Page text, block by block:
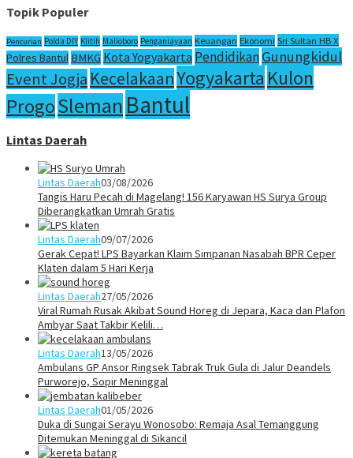
Topik Populer
Pencurian Polda DIY Klitih Malioboro Penganiayaan Keuangan Ekonomi Sri Sultan HB X
Polres Bantul BMKG Kota Yogyakarta PendidikanGunungkidul
Event Jogja KecelakaanYogyakarta Kulon
ProgoSleman Bantul
Lintas Daerah
Lintas Daerah03/08/2026
Tangis Haru Pecah di Magelang! 156 Karyawan HS Surya Group
Diberangkatkan Umrah Gratis
Lintas Daerah09/07/2026
Gerak Cepat! LPS Bayarkan Klaim Simpanan Nasabah BPR Ceper
Klaten dalam 5 Hari Kerja
Lintas Daerah27/05/2026
Viral Rumah Rusak Akibat Sound Horeg di Jepara, Kaca dan Plafon
Ambyar Saat Takbir Kelili…
Lintas Daerah13/05/2026
Ambulans GP Ansor Ringsek Tabrak Truk Gula di Jalur Deandels
Purworejo, Sopir Meninggal
Lintas Daerah01/05/2026
Duka di Sungai Serayu Wonosobo: Remaja Asal Temanggung
Ditemukan Meninggal di Sikancil